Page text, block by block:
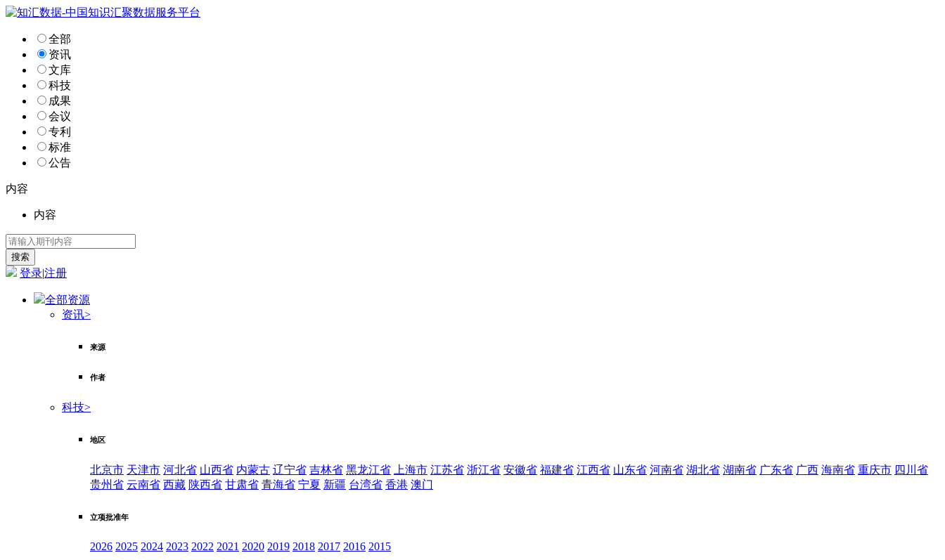
全部
资讯
文库
科技
成果
会议
专利
标准
公告
内容
内容
登录|注册
全部资源
资讯>
来源
作者
科技>
地区
北京市 天津市 河北省 山西省 内蒙古 辽宁省 吉林省 黑龙江省 上海市 江苏省 浙江省 安徽省 福建省 江西省 山东省 河南省 湖北省 湖南省 广东省 广西 海南省 重庆市 四川省
贵州省 云南省 西藏 陕西省 甘肃省 青海省 宁夏 新疆 台湾省 香港 澳门
立项批准年
2026 2025 2024 2023 2022 2021 2020 2019 2018 2017 2016 2015